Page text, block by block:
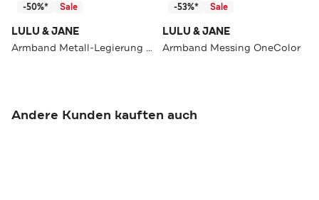
-50%* Sale
LULU & JANE
Armband Metall-Legierung OneColor
-53%* Sale
LULU & JANE
Armband Messing OneColor
Andere Kunden kauften auch